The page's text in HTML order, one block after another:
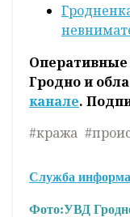
Оперативные
Гродно и
канале.
#кража
Служба
Фото:УВД